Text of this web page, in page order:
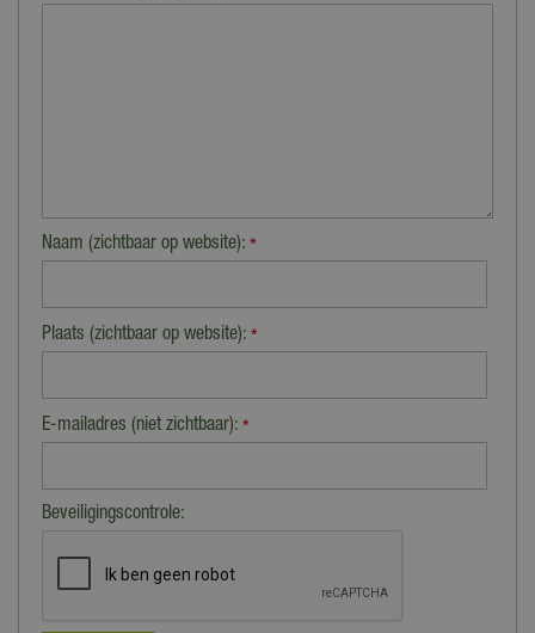
Naam (zichtbaar op website): *
Plaats (zichtbaar op website): *
E-mailadres (niet zichtbaar): *
Beveiligingscontrole: